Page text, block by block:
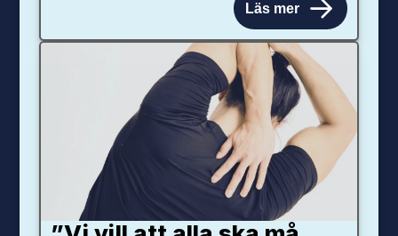
Läs mer